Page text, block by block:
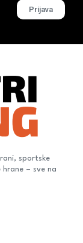
Prijava
sportske
hrane – sve na